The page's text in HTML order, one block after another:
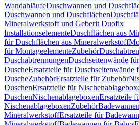
WandabläufeDuschwannen und
Duschwannen und Duschflächen
Mineralwerkstoff und Geberit Duofix
InstallationselementeDuschflächen aus
für Duschflächen aus Mineralwerkstoff
für MontageelementeZubehör
DuschabtrennungenDuschseitenwände
DuscheErsatzteile für Duschseitenwände
DuscheZubehörErsatzteile für Zubehör
DuschenErsatzteile für
DuschenNischenablageboxenErsatzteile
NischenablageboxenZubehörBadewannen
MineralwerkstoffErsatzteile für